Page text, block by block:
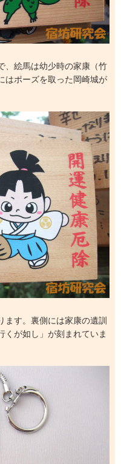
絵馬は幼少時の家康（竹
はポーズを取った岡崎城が
す。裏側には家康の遺訓
が如し」が刻まれていま